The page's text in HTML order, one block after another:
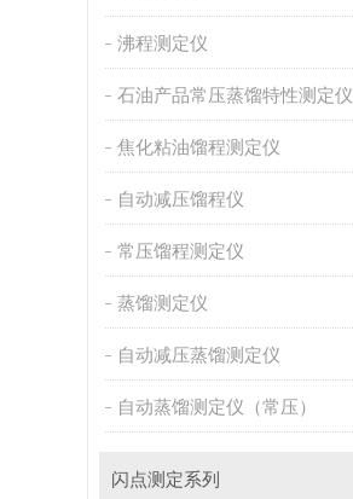
沸程测定仪
石油产品常压蒸馏特性测定仪
焦化粘油馏程测定仪
自动减压馏程仪
常压馏程测定仪
蒸馏测定仪
自动减压蒸馏测定仪
自动蒸馏测定仪（常压）
闪点测定系列